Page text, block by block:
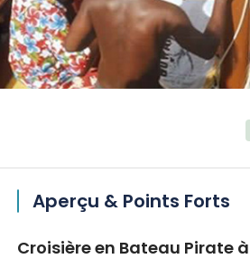
Aperçu & Points Forts
Croisière en Bateau Pirate